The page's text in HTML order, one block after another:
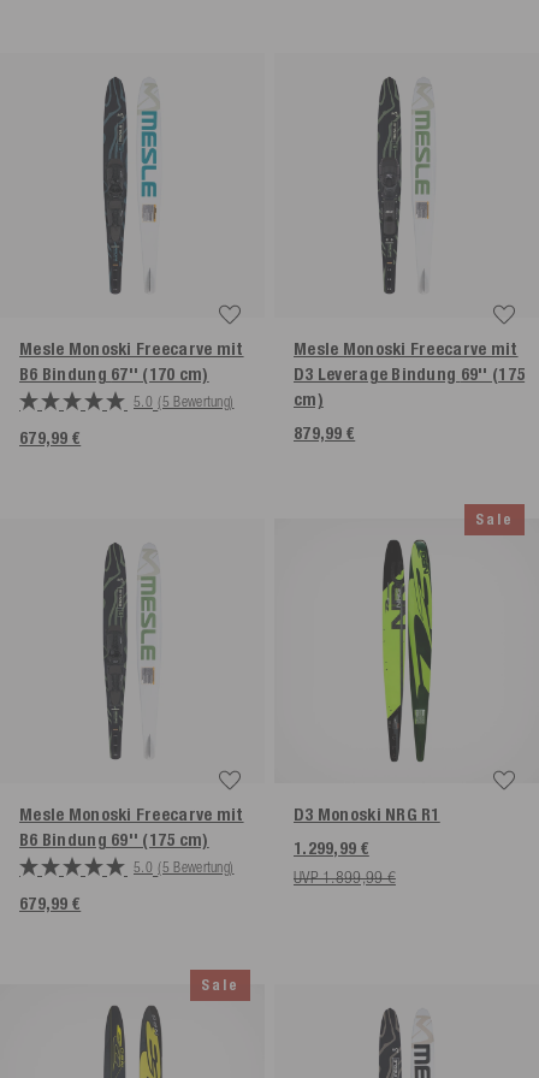
Mesle Monoski Freecarve mit
B6 Bindung 67'' (170 cm)
5.0 (5 Bewertung)
679,99 €
Mesle Monoski Freecarve mit
D3 Leverage Bindung 69'' (175
cm)
879,99 €
Mesle Monoski Freecarve mit
B6 Bindung 69'' (175 cm)
5.0 (5 Bewertung)
679,99 €
Sale
D3 Monoski NRG R1
1.299,99 €
UVP 1.899,99 €
Sale